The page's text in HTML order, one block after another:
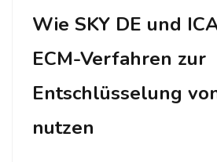
Wie SKY DE und
ECM-Verfahren zur
Entschlüsselung
nutzen